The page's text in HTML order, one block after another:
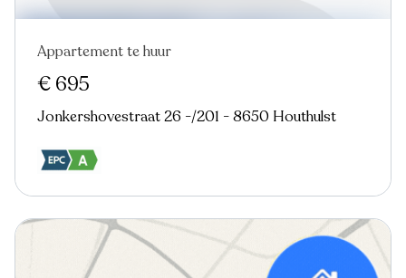
Appartement te huur
€ 695
Jonkershovestraat 26 -/201 - 8650 Houthulst